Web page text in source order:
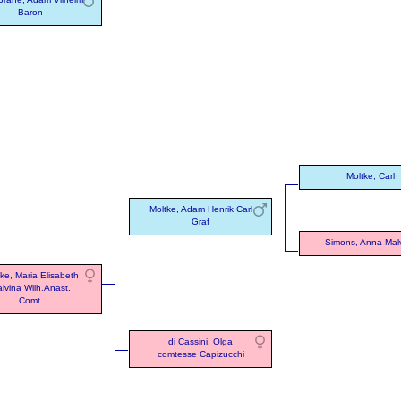
Baron
Maria Elisabeth
Wilh.Anast.
Comt.
Moltke, Adam Henrik Carl
Graf
Moltke, Carl
Simons, Anna
di Cassini, Olga
comtesse Capizucchi